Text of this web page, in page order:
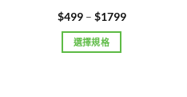
$499 – $1799Price
選擇規格